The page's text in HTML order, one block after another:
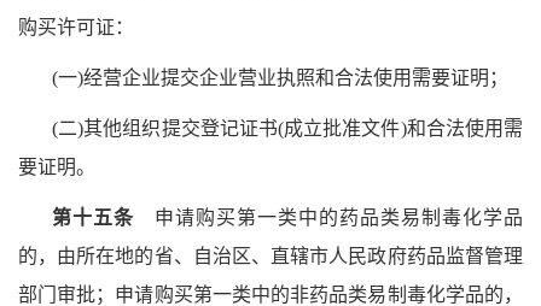
购买许可证：
(一)经营企业提交企业营业执照和合法使用需要证明；
(二)其他组织提交登记证书(成立批准文件)和合法使用需
要证明。
第十五条 申请购买第一类中的药品类易制毒化学品
的，由所在地的省、自治区、直辖市人民政府药品监督管理
部门审批；申请购买第一类中的非药品类易制毒化学品的，